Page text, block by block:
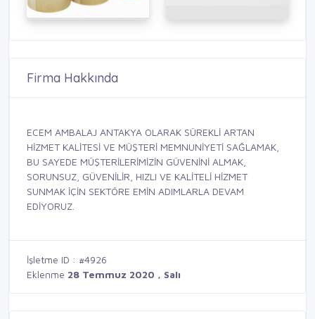
Firma Hakkında
ECEM AMBALAJ ANTAKYA OLARAK SÜREKLİ ARTAN
HİZMET KALİTESİ VE MÜŞTERİ MEMNUNİYETİ SAĞLAMAK,
BU SAYEDE MÜŞTERİLERİMİZİN GÜVENİNİ ALMAK,
SORUNSUZ, GÜVENİLİR, HIZLI VE KALİTELİ HİZMET
SUNMAK İÇİN SEKTÖRE EMİN ADIMLARLA DEVAM
EDİYORUZ.
İşletme ID : #4926
Eklenme 28 Temmuz 2020 , Salı